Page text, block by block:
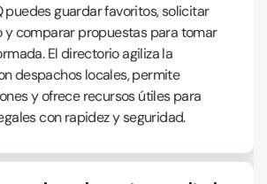
puedes guardar favoritos, solicitar
comparar propuestas para tomar
El directorio agiliza la
despachos locales, permite
y ofrece recursos útiles para
con rapidez y seguridad.